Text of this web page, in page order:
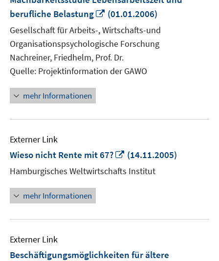
berufliche Belastung
In
neuem
Fenster
öffnen
(01.01.2006)
Gesellschaft für Arbeits-, Wirtschafts-und
Organisationspsychologische Forschung
Nachreiner, Friedhelm, Prof. Dr.
Quelle: Projektinformation der GAWO
mehr Informationen
Externer Link
Wieso nicht Rente mit 67?
In
neuem
Fenster
(14.11.2005)
Hamburgisches Weltwirtschafts Institut
mehr Informationen
Externer Link
Beschäftigungsmöglichkeiten für ältere